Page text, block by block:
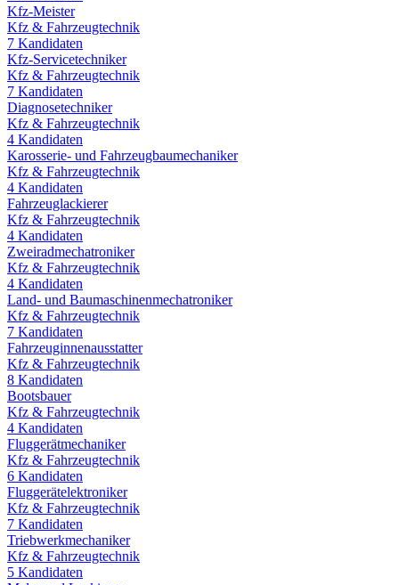
Kfz-Meister
Kfz & Fahrzeugtechnik
7 Kandidaten
Kfz-Servicetechniker
Kfz & Fahrzeugtechnik
7 Kandidaten
Diagnosetechniker
Kfz & Fahrzeugtechnik
4 Kandidaten
Karosserie- und Fahrzeugbaumechaniker
Kfz & Fahrzeugtechnik
4 Kandidaten
Fahrzeuglackierer
Kfz & Fahrzeugtechnik
4 Kandidaten
Zweiradmechatroniker
Kfz & Fahrzeugtechnik
4 Kandidaten
Land- und Baumaschinenmechatroniker
Kfz & Fahrzeugtechnik
7 Kandidaten
Fahrzeuginnenausstatter
Kfz & Fahrzeugtechnik
8 Kandidaten
Bootsbauer
Kfz & Fahrzeugtechnik
4 Kandidaten
Fluggerätmechaniker
Kfz & Fahrzeugtechnik
6 Kandidaten
Fluggerätelektroniker
Kfz & Fahrzeugtechnik
7 Kandidaten
Triebwerkmechaniker
Kfz & Fahrzeugtechnik
5 Kandidaten